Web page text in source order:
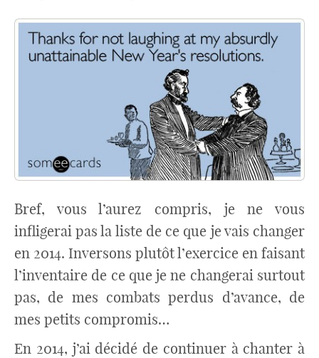
Bref, vous l’aurez compris, je ne vous
infligerai pas la liste de ce que je vais changer
en 2014. Inversons plutôt l’exercice en faisant
l’inventaire de ce que je ne changerai surtout
pas, de mes combats perdus d’avance, de
mes petits compromis…
En 2014, j’ai décidé de continuer à chanter à